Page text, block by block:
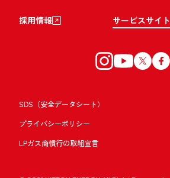
採用情報 サービスサイト
SDS（安全データシート）
プライバシーポリシー
LPガス商慣行の取組宣言